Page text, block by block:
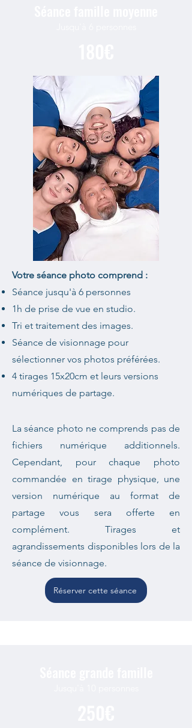
Votre séance photo comprend :
Séance jusqu'à 6 personnes
1h de prise de vue en studio.
Tri et traitement des images.
Séance de visionnage pour
sélectionner vos photos préférées.
4 tirages 15x20cm et leurs versions
numériques de partage.
La séance photo ne comprends pas de
fichiers numérique additionnels.
Cependant, pour chaque photo
commandée en tirage physique, une
version numérique au format de
partage vous sera offerte en
complément. Tirages et
agrandissements disponibles lors de la
séance de visionnage.
Réserver cette séance